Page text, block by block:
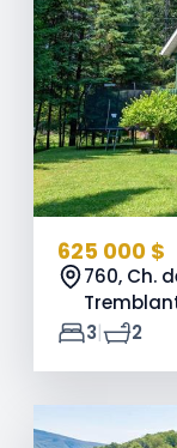
625 000 $
760, Ch.
3| 2